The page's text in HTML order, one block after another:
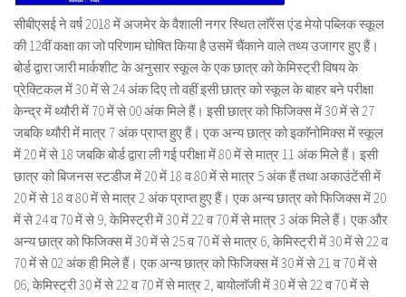
सीबीएसई ने वर्ष 2018 में अजमेर के वैशाली नगर स्थित लाॅरेंस एंड मेयो पब्लिक स्कूल
की 12वीं कक्षा का जो परिणाम घोषित किया है उसमें चैंकाने वाले तथ्य उजागर हुए हैं।
बोर्ड द्वारा जारी मार्कशीट के अनुसार स्कूल के एक छात्र को केमिस्ट्री विषय के
प्रेक्टिकल में 30 में से 24 अंक दिए तो वहीं इसी छात्र को स्कूल के बाहर बने परीक्षा
केन्द्र में थ्यौरी में 70 में से 00 अंक मिले हैं। इसी छात्र को फिजिक्स में 30 में से 27
जबकि थ्यौरी में मात्र 7 अंक प्राप्त हुए हैं। एक अन्य छात्र को इकाॅनोमिक्स में स्कूल
में 20 में से 18 जबकि बोर्ड द्वारा ली गई परीक्षा में 80 में से मात्र 11 अंक मिले हैं। इसी
छात्र को बिजनस स्टडीज में 20 में 18 व 80 में से मात्र 5 अंक हैं तथा अकाउंटेंसी में
20 में से 18 व 80 में से मात्र 2 अंक प्राप्त हुए हैं। एक अन्य छात्र को फिजिक्स में 20
में से 24 व 70 में से 9, केमिस्ट्री में 30 में 22 व 70 में से मात्र 3 अंक मिले हैं। एक और
अन्य छात्र को फिजिक्स में 30 में से 25 व 70 में से मात्र 6, केमिस्ट्री में 30 में से 22 व
70 में से 02 अंक ही मिले हैं। एक अन्य छात्र को फिजिक्स में 30 में से 21 व 70 में से
06, केमिस्ट्री 30 में से 22 व 70 में से मात्र 2, बायोलाॅजी में 30 में से 22 व 70 में से